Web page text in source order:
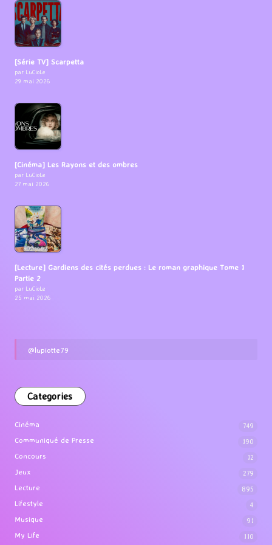
[Série TV] Scarpetta
par LuCioLe
29 mai 2026
[Cinéma] Les Rayons et des ombres
par LuCioLe
27 mai 2026
[Lecture] Gardiens des cités perdues : Le roman graphique Tome 1
Partie 2
par LuCioLe
25 mai 2026
@lupiotte79
Categories
Cinéma 749
Communiqué de Presse 190
Concours 12
Jeux 279
Lecture 895
Lifestyle 4
Musique 91
My Life 110